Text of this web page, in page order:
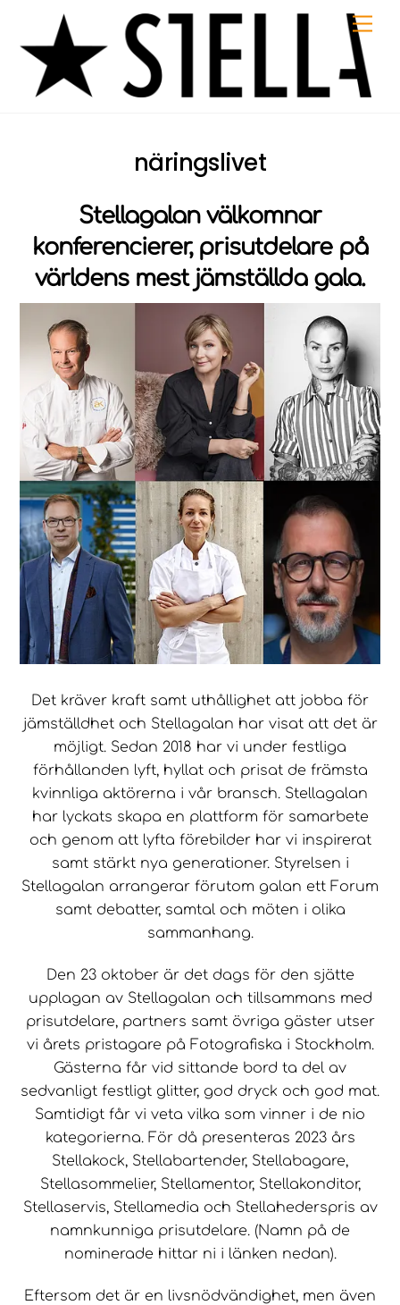
content
näringslivet
Stellagalan välkomnar
konferencierer, prisutdelare på
världens mest jämställda gala.
Det kräver kraft samt uthållighet att jobba för
jämställdhet och Stellagalan har visat att det är
möjligt. Sedan 2018 har vi under festliga
förhållanden lyft, hyllat och prisat de främsta
kvinnliga aktörerna i vår bransch. Stellagalan
har lyckats skapa en plattform för samarbete
och genom att lyfta förebilder har vi inspirerat
samt stärkt nya generationer. Styrelsen i
Stellagalan arrangerar förutom galan ett Forum
samt debatter, samtal och möten i olika
sammanhang.
Den 23 oktober är det dags för den sjätte
upplagan av Stellagalan och tillsammans med
prisutdelare, partners samt övriga gäster utser
vi årets pristagare på Fotografiska i Stockholm.
Gästerna får vid sittande bord ta del av
sedvanligt festligt glitter, god dryck och god mat.
Samtidigt får vi veta vilka som vinner i de nio
kategorierna. För då presenteras 2023 års
Stellakock, Stellabartender, Stellabagare,
Stellasommelier, Stellamentor, Stellakonditor,
Stellaservis, Stellamedia och Stellahederspris av
namnkunniga prisutdelare. (Namn på de
nominerade hittar ni i länken nedan).
Eftersom det är en livsnödvändighet, men även